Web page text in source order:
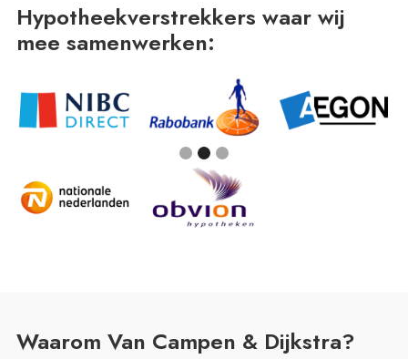
Hypotheekverstrekkers waar wij
mee samenwerken:
Waarom Van Campen & Dijkstra?